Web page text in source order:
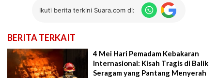
Ikuti berita terkini Suara.com di:
BERITA TERKAIT
4 Mei Hari Pemadam Kebakaran
Internasional: Kisah Tragis di Balik
Seragam yang Pantang Menyerah